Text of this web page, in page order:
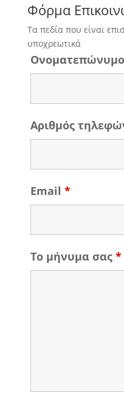
Φόρμα
Τα πεδία που είναι
υποχρεωτικά
Ονοματεπώνυμο
Αριθμός
Email *
Το μήνυμα σας *